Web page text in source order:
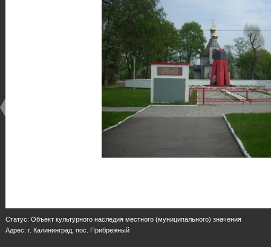
Статус: Объект культурного наследия местного (муниципального) значения
Адрес: г. Калининград, пос. Прибрежный